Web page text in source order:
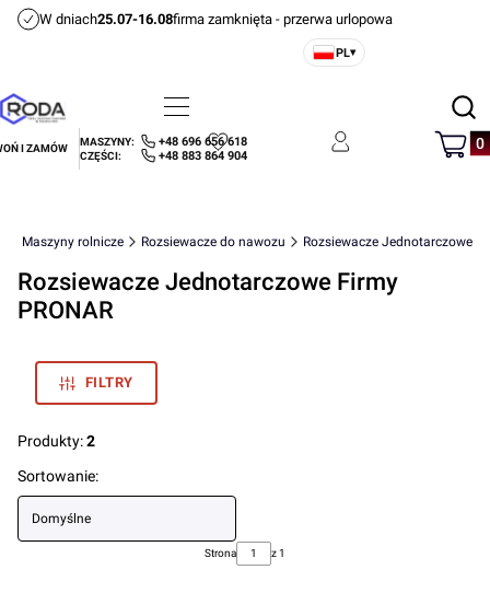
W dniach25.07-16.08firma zamknięta - przerwa urlopowa
PL▾
Menu Szukaj
I ZAMÓW
MASZYNY: +48 696 656 618
CZĘŚCI: +48 883 864 904
Ulubione Zaloguj się Koszyk
Maszyny rolnicze Rozsiewacze do nawozu Rozsiewacze Jednotarczowe
Rozsiewacze Jednotarczowe Firmy
PRONAR
FILTRY
Produkty:2
Lista produktów
Sortowanie:
Domyślne
Strona z 1